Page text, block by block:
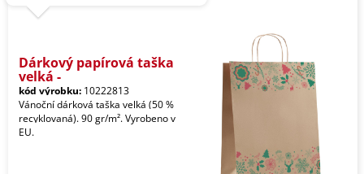
Dárkový papírová taška
velká -
kód výrobku: 10222813
Vánoční dárková taška velká (50 %
recyklovaná). 90 gr/m². Vyrobeno v
EU.